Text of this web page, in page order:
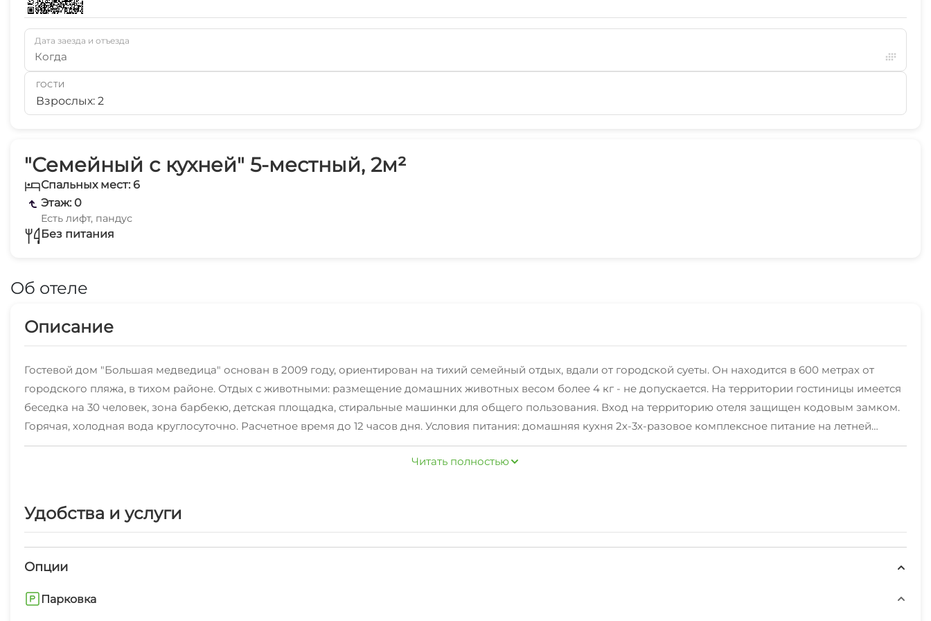
"Семейный с кухней" 5-местный, 2м²
Спальных мест: 6
Этаж: 0
Есть лифт, пандус
Без питания
Об отеле
Описание
Гостевой дом "Большая медведица" основан в 2009 году, ориентирован на тихий семейный отдых, вдали от городской суеты. Он находится в 600 метрах от
городского пляжа, в тихом районе. Отдых с животными: размещение домашних животных весом более 4 кг - не допускается. На территории гостиницы имеется
беседка на 30 человек, зона барбекю, детская площадка, стиральные машинки для общего пользования. Вход на территорию отеля защищен кодовым замком.
Горячая, холодная вода круглосуточно. Расчетное время до 12 часов дня. Условия питания: домашняя кухня 2х-3х-разовое комплексное питание на летней
площадке с обслуживанием официантами. Два пляжа: песчаный и каменный. Бесплатный городской песчаный пляж с пологим дном в 600 метрах от
пансионата (10 минут ходьбы) вода всегда очень теплая, не глубоко - хорошо подходит для отдыха с детьми. На пляже теневые навесы, грибки, шезлонги (за доп.
Читать полностью
Удобства и услуги
Опции
Парковка
Дата заезда и отъезда
Когда
ГОСТИ
Взрослых: 2